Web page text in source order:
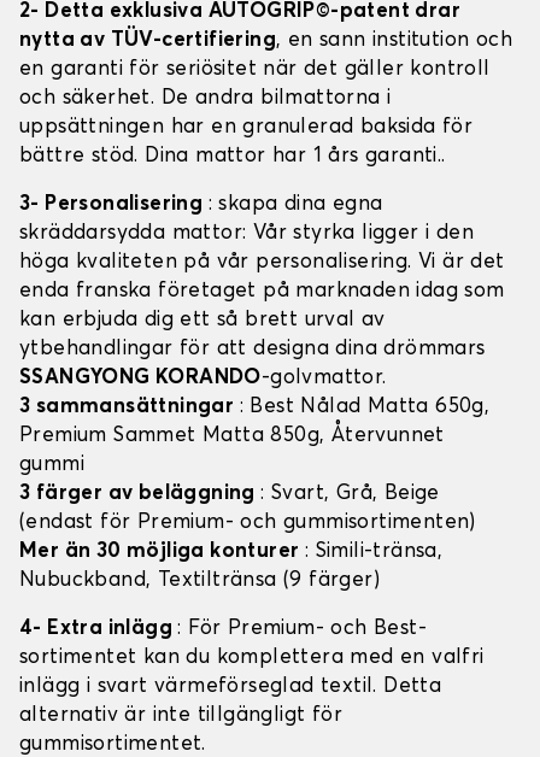
2- Detta exklusiva AUTOGRIP©-patent drar
nytta av TÜV-certifiering, en sann institution och
en garanti för seriösitet när det gäller kontroll
och säkerhet. De andra bilmattorna i
uppsättningen har en granulerad baksida för
bättre stöd. Dina mattor har 1 års garanti..
3- Personalisering : skapa dina egna
skräddarsydda mattor: Vår styrka ligger i den
höga kvaliteten på vår personalisering. Vi är det
enda franska företaget på marknaden idag som
kan erbjuda dig ett så brett urval av
ytbehandlingar för att designa dina drömmars
SSANGYONG KORANDO-golvmattor.
3 sammansättningar : Best Nålad Matta 650g,
Premium Sammet Matta 850g, Återvunnet
gummi
3 färger av beläggning: Svart, Grå, Beige
(endast för Premium- och gummisortimenten)
Mer än 30 möjliga konturer : Simili-tränsa,
Nubuckband, Textiltränsa (9 färger)
4- Extra inlägg: För Premium- och Best-
sortimentet kan du komplettera med en valfri
inlägg i svart värmeförseglad textil. Detta
alternativ är inte tillgängligt för
gummisortimentet.